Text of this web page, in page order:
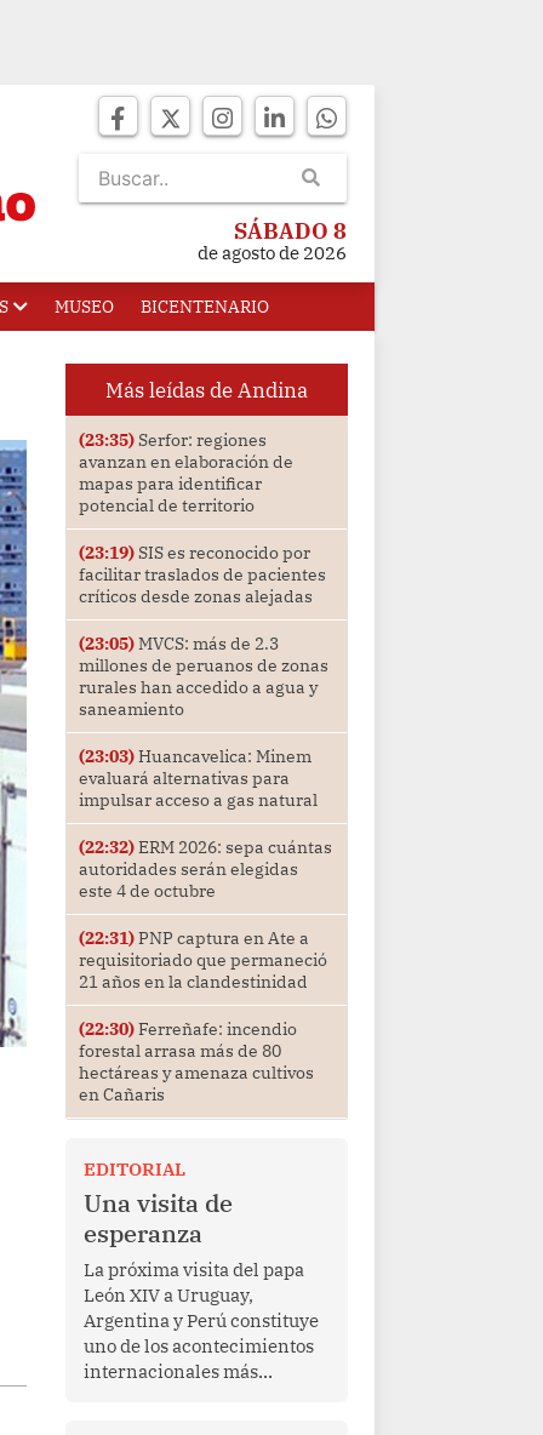
SÁBADO 8
de agosto de 2026
MUSEO BICENTENARIO
Más leídas de Andina
(23:35)Serfor: regiones
avanzan en elaboración de
mapas para identificar
potencial de territorio
(23:19)SIS es reconocido por
facilitar traslados de pacientes
críticos desde zonas alejadas
(23:05)MVCS: más de 2.3
millones de peruanos de zonas
rurales han accedido a agua y
saneamiento
(23:03)Huancavelica: Minem
evaluará alternativas para
impulsar acceso a gas natural
(22:32)ERM 2026: sepa cuántas
autoridades serán elegidas
este 4 de octubre
(22:31)PNP captura en Ate a
requisitoriado que permaneció
21 años en la clandestinidad
(22:30)Ferreñafe: incendio
forestal arrasa más de 80
hectáreas y amenaza cultivos
en Cañaris
EDITORIAL
Una visita de
esperanza
La próxima visita del papa
León XIV a Uruguay,
Argentina y Perú constituye
uno de los acontecimientos
internacionales más